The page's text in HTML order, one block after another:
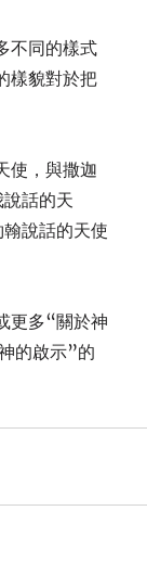
不同的樣式
樣貌對於把
使，與撒迦
話的天
說話的天使
更多“關於神
的啟示”的